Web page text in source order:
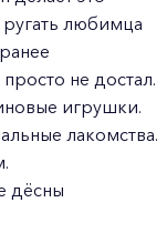
ругать любимца
не достал.
игрушки.
лакомства.
дёсны